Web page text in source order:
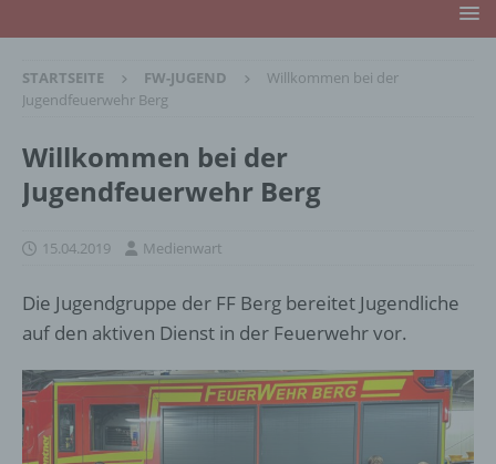
STARTSEITE FW-JUGEND
Willkommen bei der
Jugendfeuerwehr Berg
Willkommen bei der
Jugendfeuerwehr Berg
15.04.2019 Medienwart
Die Jugendgruppe der FF Berg bereitet Jugendliche
auf den aktiven Dienst in der Feuerwehr vor.